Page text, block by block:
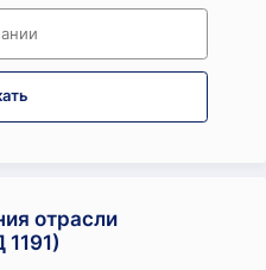
отрасли